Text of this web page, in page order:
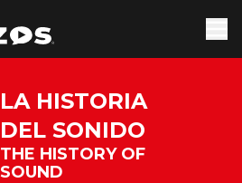
LA HISTORIA
DEL SONIDO
THE HISTORY OF
SOUND